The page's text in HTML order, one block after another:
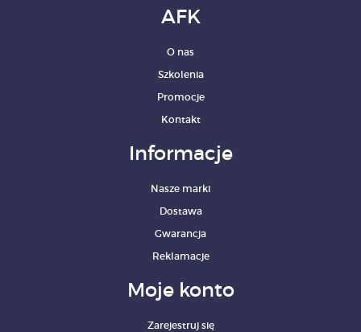
AFK
O nas
Szkolenia
Promocje
Kontakt
Informacje
Nasze marki
Dostawa
Gwarancja
Reklamacje
Moje konto
Zarejestruj się